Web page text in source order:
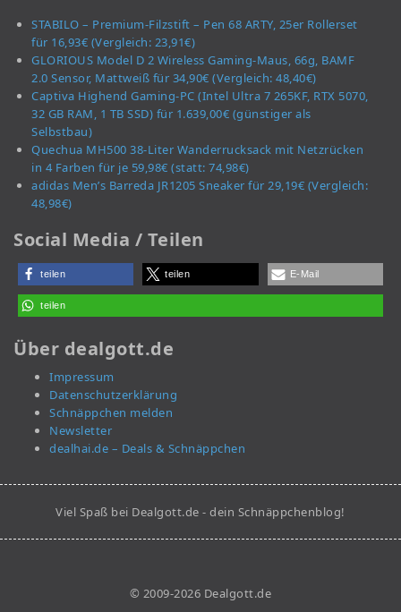
STABILO – Premium-Filzstift – Pen 68 ARTY, 25er Rollerset
für 16,93€ (Vergleich: 23,91€)
GLORIOUS Model D 2 Wireless Gaming-Maus, 66g, BAMF
2.0 Sensor, Mattweiß für 34,90€ (Vergleich: 48,40€)
Captiva Highend Gaming-PC (Intel Ultra 7 265KF, RTX 5070,
32 GB RAM, 1 TB SSD) für 1.639,00€ (günstiger als
Selbstbau)
Quechua MH500 38-Liter Wanderrucksack mit Netzrücken
in 4 Farben für je 59,98€ (statt: 74,98€)
adidas Men’s Barreda JR1205 Sneaker für 29,19€ (Vergleich:
48,98€)
Social Media / Teilen
teilen teilen E-Mail
teilen
Über dealgott.de
Impressum
Datenschutzerklärung
Schnäppchen melden
Newsletter
dealhai.de – Deals & Schnäppchen
Viel Spaß bei Dealgott.de - dein Schnäppchenblog!
© 2009-2026 Dealgott.de